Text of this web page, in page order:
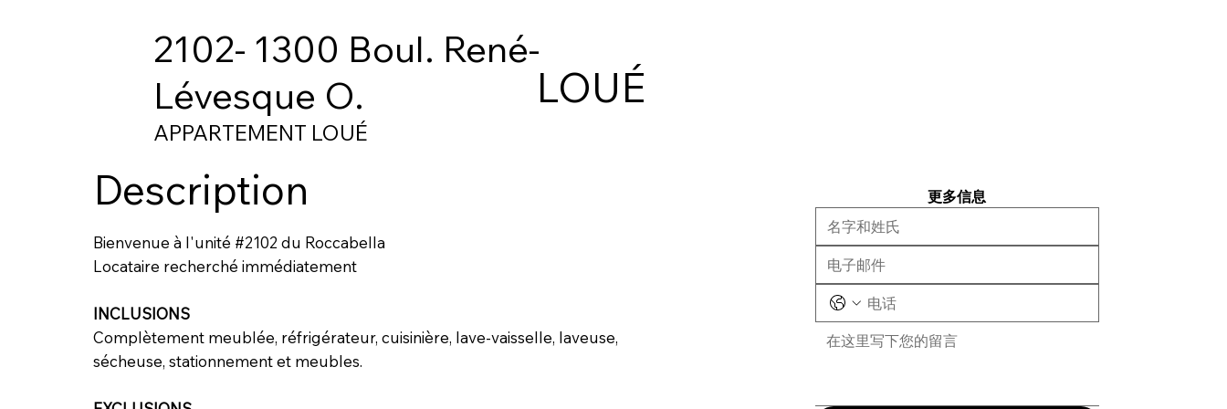
2102- 1300 Boul. René-
Lévesque O.
APPARTEMENT LOUÉ
LOUÉ
Description 更多信息
Bienvenue à l'unité #2102 du Roccabella
Locataire recherché immédiatement
INCLUSIONS
Complètement meublée, réfrigérateur, cuisinière, lave-vaisselle, laveuse,
sécheuse, stationnement et meubles.